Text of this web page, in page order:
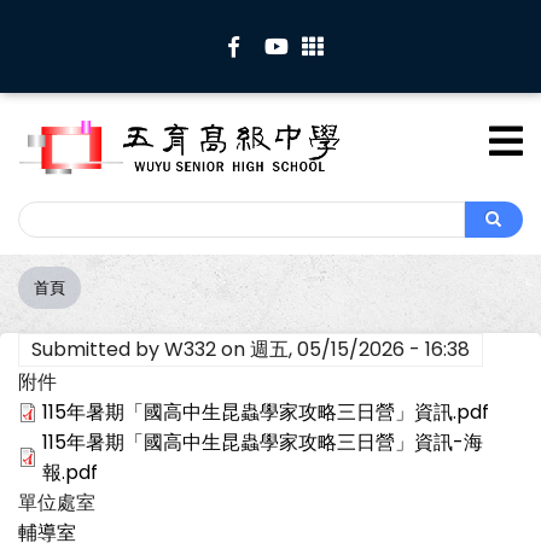
內
Search
Search
導
航
連
結
首頁
Submitted byW332on週五, 05/15/2026 - 16:38
附件
115年暑期「國高中生昆蟲學家攻略三日營」資訊.pdf
115年暑期「國高中生昆蟲學家攻略三日營」資訊-海
報.pdf
單位處室
輔導室